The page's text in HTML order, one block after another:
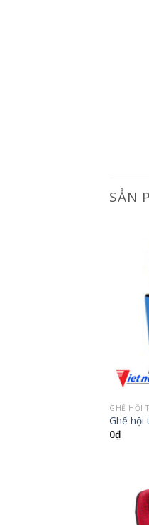
SẢN
GHẾ HỘI
Ghế hội
0₫